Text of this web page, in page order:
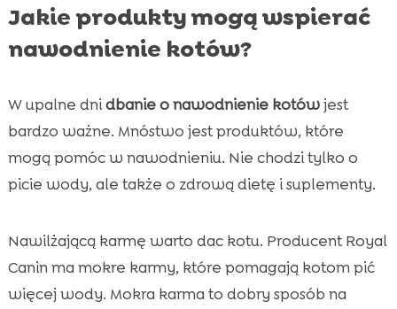
Jakie produkty mogą wspierać
nawodnienie kotów?
W upalne dnidbanie o nawodnienie kotówjest
bardzo ważne. Mnóstwo jest produktów, które
mogą pomóc w nawodnieniu. Nie chodzi tylko o
picie wody, ale także o zdrową dietę i suplementy.
Nawilżającą karmę warto dac kotu. Producent Royal
Canin ma mokre karmy, które pomagają kotom pić
więcej wody. Mokra karma to dobry sposób na